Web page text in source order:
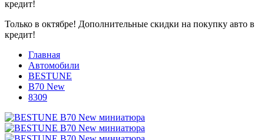
кредит!
Только в октябре! Дополнительные скидки на покупку авто в
кредит!
Главная
Автомобили
BESTUNE
B70 New
8309